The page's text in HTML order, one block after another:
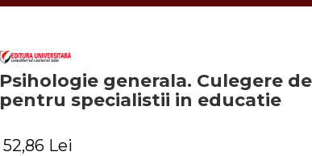
Psihologie generala. Culegere
pentru specialistii in educatie
52,86 Lei